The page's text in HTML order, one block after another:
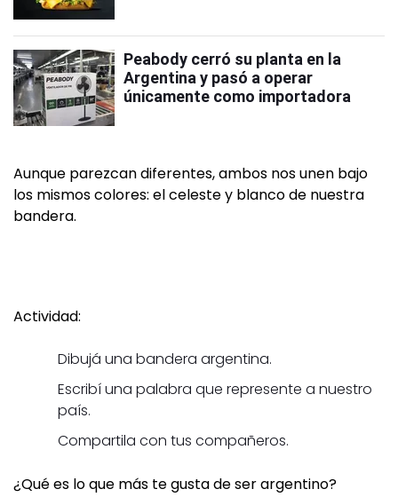
Peabody cerró su planta en la
Argentina y pasó a operar
únicamente como importadora
Aunque parezcan diferentes, ambos nos unen bajo
los mismos colores: el celeste y blanco de nuestra
bandera.
Actividad:
Dibujá una bandera argentina.
Escribí una palabra que represente a nuestro
país.
Compartila con tus compañeros.
¿Qué es lo que más te gusta de ser argentino?